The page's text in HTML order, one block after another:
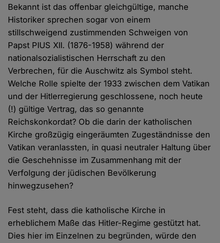
Bekannt ist das offenbar gleichgültige, manche
Historiker sprechen sogar von einem
stillschweigend zustimmenden Schweigen von
Papst PIUS XII. (1876-1958) während der
nationalsozialistischen Herrschaft zu den
Verbrechen, für die Auschwitz als Symbol steht.
Welche Rolle spielte der 1933 zwischen dem Vatikan
und der Hitlerregierung geschlossene, noch heute
(!) gültige Vertrag, das so genannte
Reichskonkordat? Ob die darin der katholischen
Kirche großzügig eingeräumten Zugeständnisse den
Vatikan veranlassten, in quasi neutraler Haltung über
die Geschehnisse im Zusammenhang mit der
Verfolgung der jüdischen Bevölkerung
hinwegzusehen?
Fest steht, dass die katholische Kirche in
erheblichem Maße das Hitler-Regime gestützt hat.
Dies hier im Einzelnen zu begründen, würde den